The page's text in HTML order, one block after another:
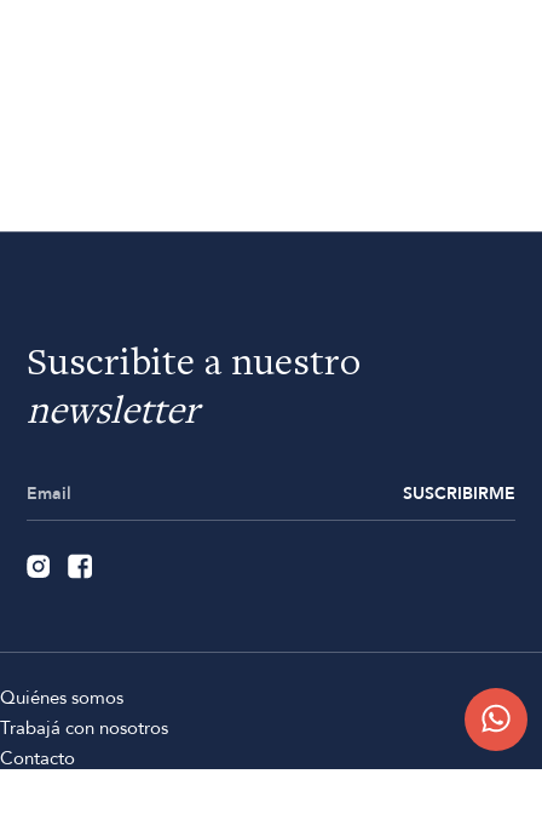
Suscribite a nuestro
newsletter
SUSCRIBIRME
Quiénes somos
Trabajá con nosotros
Contacto